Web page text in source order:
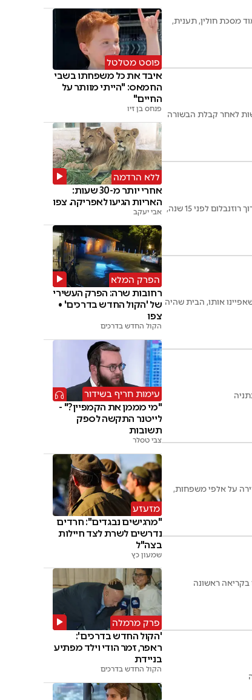
מסכת חולין, תענית,
לאחר קבלת הבשורה
ברקע הרצח המזעזע של המקובל רבי עמוס גואטה זצ"ל בנתניה, חוזרים דבריו המטלטלים של המגיד הרב ברוך רוזנבלום לפני 15 שנה,
אותו, הבית שהיה
על אלפי משפחות,
בקריאה ראשונה
פוסט מטלטל
איבד את כל משפחתו בשבי
החמאס: "הייתי מוותר על
החיים"
פנחס בן זיו
ללא הרדמה
אחרי יותר מ-30 שעות:
האריות הגיעו לאפריקה. צפו
אבי יעקב
הפרק המלא
רחובות שרה: הפרק העשירי
של 'הקול החדש בדרכים' •
צפו
הקול החדש בדרכים
עימות חריף בשידור
"מי מממן את הקמפיין?" -
לייטנר התקשה לספק
תשובות
צבי טסלר
מזעזע
"מרגישים נבגדים": חרדים
נדרשים לשרת לצד חיילות
בצה"ל
שמעון כץ
פרק מרמלה
'הקול החדש בדרכים':
ראפר, זמר הודי וילד מפתיע
בניידת
הקול החדש בדרכים